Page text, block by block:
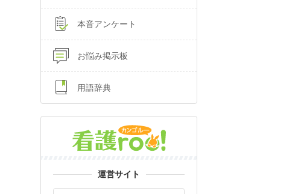
本音アンケート
お悩み掲示板
用語辞典
運営サイト